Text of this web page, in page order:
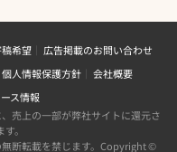
希望
広告掲載のお問い合わせ
個人情報保護方針
会社概要
ス情報
売上の一部が弊社サイトに還元さ
。
断転載を禁じます。Copyright ©